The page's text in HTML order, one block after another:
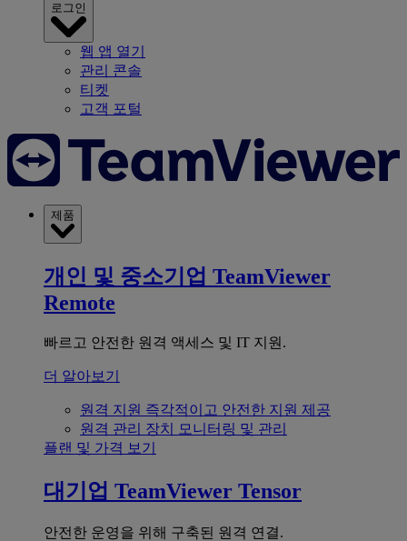
로그인
웹 앱 열기
관리 콘솔
티켓
고객 포털
제품
개인 및 중소기업 TeamViewer
Remote
빠르고 안전한 원격 액세스 및 IT 지원.
더 알아보기
원격 지원 즉각적이고 안전한 지원 제공
원격 관리 장치 모니터링 및 관리
플랜 및 가격 보기
대기업 TeamViewer Tensor
안전한 운영을 위해 구축된 원격 연결.